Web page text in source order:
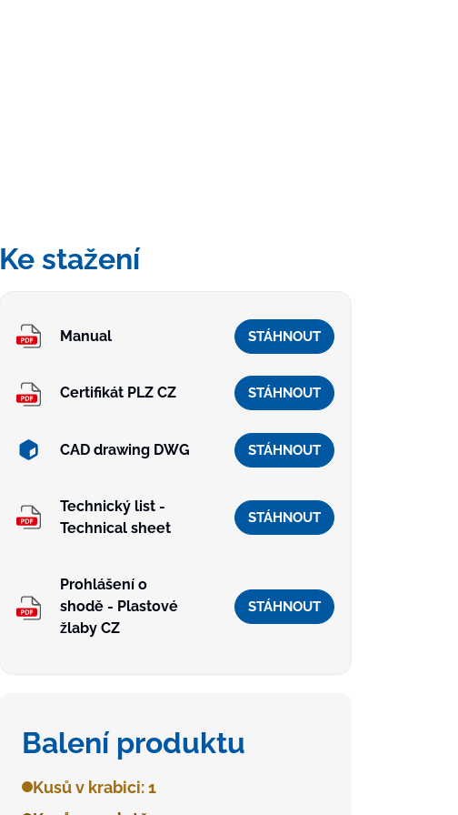
Ke stažení
Manual STÁHNOUT
Certifikát PLZ CZ STÁHNOUT
CAD drawing DWG STÁHNOUT
Technický list -
Technical sheet
STÁHNOUT
Prohlášení o
shodě - Plastové
žlaby CZ
STÁHNOUT
Balení produktu
Kusů v krabici: 1